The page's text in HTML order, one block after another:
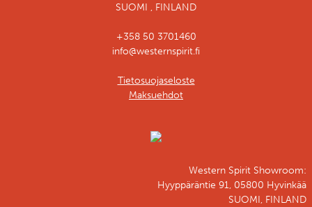
SUOMI , FINLAND
+358 50 3701460
info@westernspirit.fi
Tietosuojaseloste
Maksuehdot
Western Spirit Showroom:
Hyyppäräntie 91, 05800 Hyvinkää
SUOMI, FINLAND